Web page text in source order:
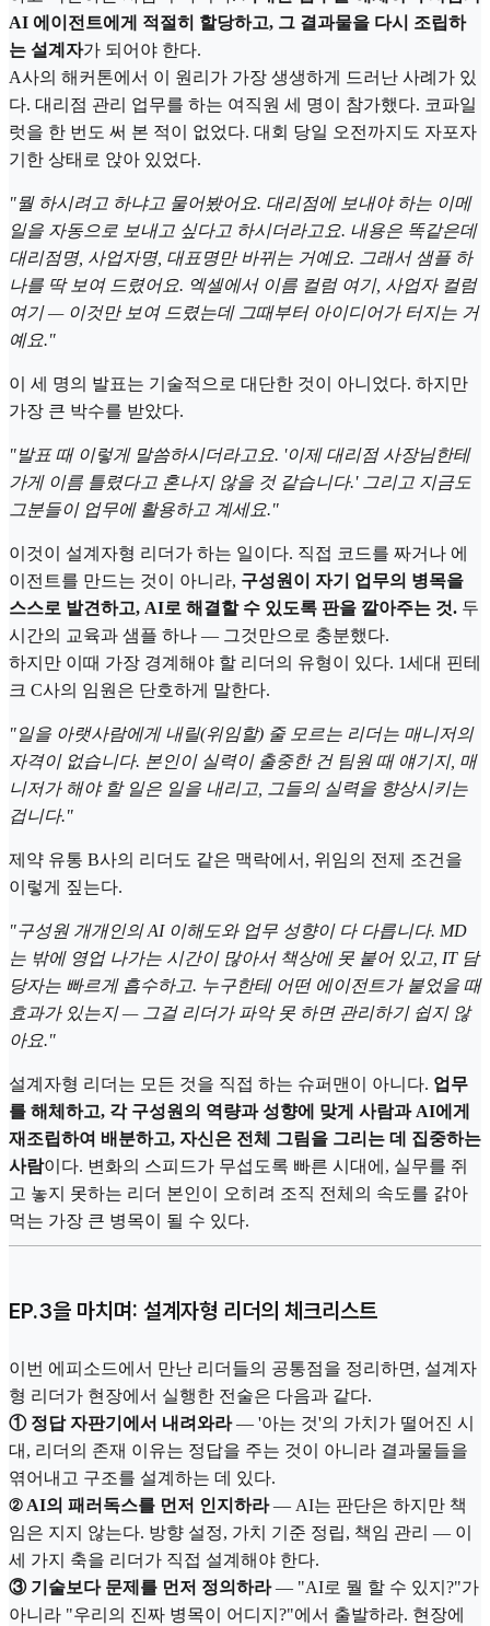
AI 에이전트에게 적절히 할당하고, 그 결과물을 다시 조립하
는 설계자가 되어야 한다.
A사의 해커톤에서 이 원리가 가장 생생하게 드러난 사례가 있
다. 대리점 관리 업무를 하는 여직원 세 명이 참가했다. 코파일
럿을 한 번도 써 본 적이 없었다. 대회 당일 오전까지도 자포자
기한 상태로 앉아 있었다.
"뭘 하시려고 하냐고 물어봤어요. 대리점에 보내야 하는 이메
일을 자동으로 보내고 싶다고 하시더라고요. 내용은 똑같은데
대리점명, 사업자명, 대표명만 바뀌는 거예요. 그래서 샘플 하
나를 딱 보여 드렸어요. 엑셀에서 이름 컬럼 여기, 사업자 컬럼
여기 — 이것만 보여 드렸는데 그때부터 아이디어가 터지는 거
예요."
이 세 명의 발표는 기술적으로 대단한 것이 아니었다. 하지만
가장 큰 박수를 받았다.
"발표 때 이렇게 말씀하시더라고요. '이제 대리점 사장님한테
가게 이름 틀렸다고 혼나지 않을 것 같습니다.' 그리고 지금도
그분들이 업무에 활용하고 계세요."
이것이 설계자형 리더가 하는 일이다. 직접 코드를 짜거나 에
이전트를 만드는 것이 아니라, 구성원이 자기 업무의 병목을
스스로 발견하고, AI로 해결할 수 있도록 판을 깔아주는 것. 두
시간의 교육과 샘플 하나 — 그것만으로 충분했다.
하지만 이때 가장 경계해야 할 리더의 유형이 있다. 1세대 핀테
크 C사의 임원은 단호하게 말한다.
"일을 아랫사람에게 내릴(위임할) 줄 모르는 리더는 매니저의
자격이 없습니다. 본인이 실력이 출중한 건 팀원 때 얘기지, 매
니저가 해야 할 일은 일을 내리고, 그들의 실력을 향상시키는
겁니다."
제약 유통 B사의 리더도 같은 맥락에서, 위임의 전제 조건을
이렇게 짚는다.
"구성원 개개인의 AI 이해도와 업무 성향이 다 다릅니다. MD
는 밖에 영업 나가는 시간이 많아서 책상에 못 붙어 있고, IT 담
당자는 빠르게 흡수하고. 누구한테 어떤 에이전트가 붙었을 때
효과가 있는지 — 그걸 리더가 파악 못 하면 관리하기 쉽지 않
아요."
설계자형 리더는 모든 것을 직접 하는 슈퍼맨이 아니다. 업무
를 해체하고, 각 구성원의 역량과 성향에 맞게 사람과 AI에게
재조립하여 배분하고, 자신은 전체 그림을 그리는 데 집중하는
사람이다. 변화의 스피드가 무섭도록 빠른 시대에, 실무를 쥐
고 놓지 못하는 리더 본인이 오히려 조직 전체의 속도를 갉아
먹는 가장 큰 병목이 될 수 있다.
EP.3을 마치며: 설계자형 리더의 체크리스트
이번 에피소드에서 만난 리더들의 공통점을 정리하면, 설계자
형 리더가 현장에서 실행한 전술은 다음과 같다.
① 정답 자판기에서 내려와라— '아는 것'의 가치가 떨어진 시
대, 리더의 존재 이유는 정답을 주는 것이 아니라 결과물들을
엮어내고 구조를 설계하는 데 있다.
② AI의 패러독스를 먼저 인지하라— AI는 판단은 하지만 책
임은 지지 않는다. 방향 설정, 가치 기준 정립, 책임 관리 — 이
세 가지 축을 리더가 직접 설계해야 한다.
③ 기술보다 문제를 먼저 정의하라— "AI로 뭘 할 수 있지?"가
아니라 "우리의 진짜 병목이 어디지?"에서 출발하라. 현장에